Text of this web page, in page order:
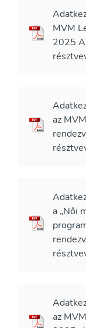
MVM
2025
az
a „Női
az